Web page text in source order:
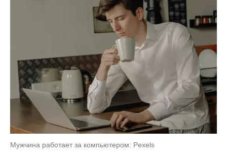
Мужчина работает за компьютером: Pexels